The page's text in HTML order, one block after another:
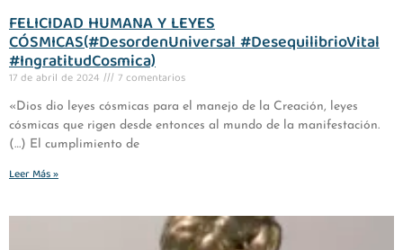
FELICIDAD HUMANA Y LEYES
CÓSMICAS(#DesordenUniversal #DesequilibrioVital
#IngratitudCosmica)
17 de abril de 2024 7 comentarios
«Dios dio leyes cósmicas para el manejo de la Creación, leyes
cósmicas que rigen desde entonces al mundo de la manifestación.
(…) El cumplimiento de
Leer Más »